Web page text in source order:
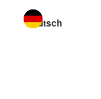
Sprache wechseln zu